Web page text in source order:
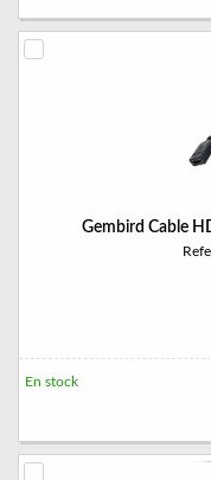
Gembird Cable
En stock